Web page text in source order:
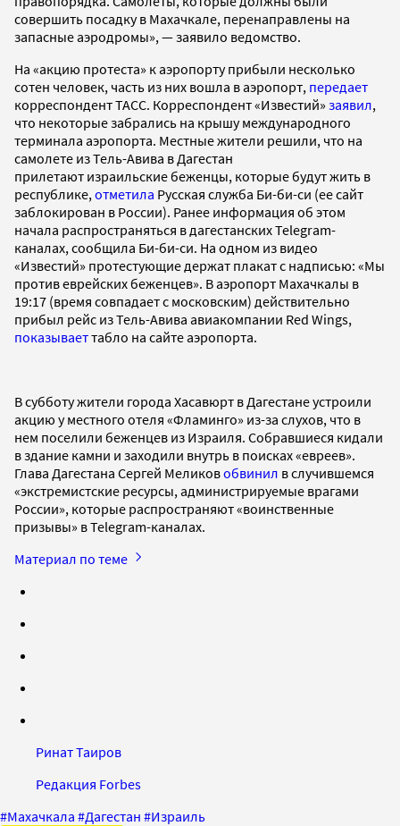
совершить посадку в Махачкале, перенаправлены на
запасные аэродромы», — заявило ведомство.
На «акцию протеста» к аэропорту прибыли несколько
сотен человек, часть из них вошла в аэропорт, передает
корреспондент ТАСС. Корреспондент «Известий» заявил,
что некоторые забрались на крышу международного
терминала аэропорта. Местные жители решили, что на
самолете из Тель-Авива в Дагестан
прилетают израильские беженцы, которые будут жить в
республике, отметила Русская служба Би-би-си (ее сайт
заблокирован в России). Ранее информация об этом
начала распространяться в дагестанских Telegram-
каналах, сообщила Би-би-си. На одном из видео
«Известий» протестующие держат плакат с надписью: «Мы
против еврейских беженцев». В аэропорт Махачкалы в
19:17 (время совпадает с московским) действительно
прибыл рейс из Тель-Авива авиакомпании Red Wings,
показываеттабло на сайте аэропорта.
В субботу жители города Хасавюрт в Дагестане устроили
акцию у местного отеля «Фламинго» из-за слухов, что в
нем поселили беженцев из Израиля. Собравшиеся кидали
в здание камни и заходили внутрь в поисках «евреев».
Глава Дагестана Сергей Меликовобвинил в случившемся
«экстремистские ресурсы, администрируемые врагами
России», которые распространяют «воинственные
призывы» в Telegram-каналах.
Материал по теме
Ринат Таиров
Редакция Forbes
#Махачкала #Дагестан #Израиль